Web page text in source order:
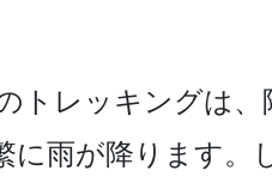
トレッキングは、
に雨が降ります。